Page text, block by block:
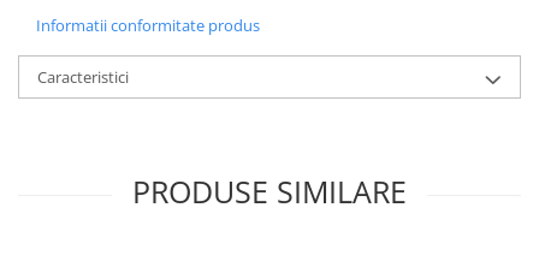
Informatii conformitate produs
Caracteristici
PRODUSE SIMILARE